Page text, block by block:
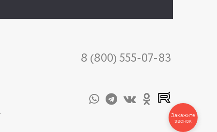
8 (800) 555-07-83
Закажите
звонок